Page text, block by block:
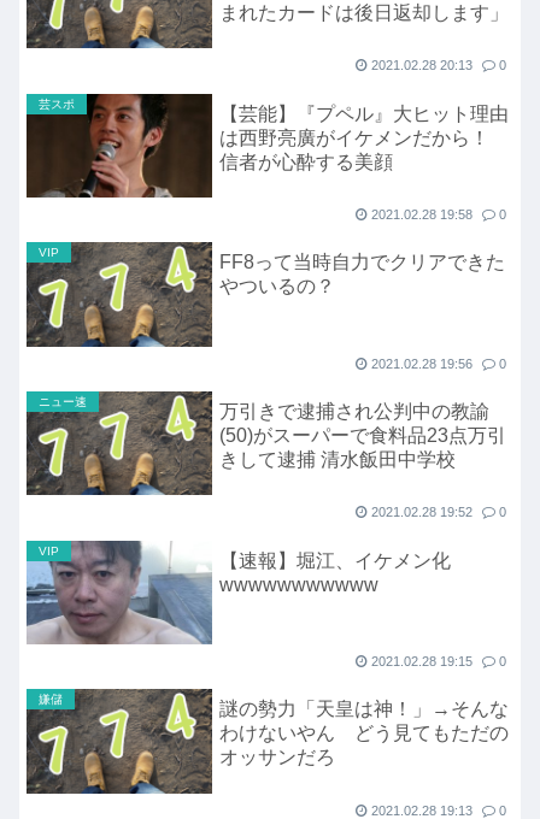
まれたカードは後日返却します」
2021.02.28 20:13 0
芸スポ
【芸能】『プペル』大ヒット理由
は西野亮廣がイケメンだから！
信者が心酔する美顔
2021.02.28 19:58 0
VIP
FF8って当時自力でクリアできた
やついるの？
2021.02.28 19:56 0
ニュー速
万引きで逮捕され公判中の教諭
(50)がスーパーで食料品23点万引
きして逮捕 清水飯田中学校
2021.02.28 19:52 0
VIP
【速報】堀江、イケメン化
wwwwwwwwwww
2021.02.28 19:15 0
嫌儲
謎の勢力「天皇は神！」→そんな
わけないやん どう見てもただの
オッサンだろ
2021.02.28 19:13 0